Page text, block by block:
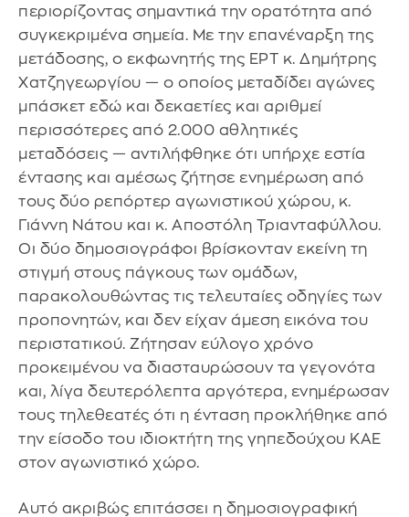
περιορίζοντας σημαντικά την ορατότητα από
συγκεκριμένα σημεία. Με την επανέναρξη της
μετάδοσης, ο εκφωνητής της ΕΡΤ κ. Δημήτρης
Χατζηγεωργίου — ο οποίος μεταδίδει αγώνες
μπάσκετ εδώ και δεκαετίες και αριθμεί
περισσότερες από 2.000 αθλητικές
μεταδόσεις — αντιλήφθηκε ότι υπήρχε εστία
έντασης και αμέσως ζήτησε ενημέρωση από
τους δύο ρεπόρτερ αγωνιστικού χώρου, κ.
Γιάννη Νάτου και κ. Αποστόλη Τριανταφύλλου.
Οι δύο δημοσιογράφοι βρίσκονταν εκείνη τη
στιγμή στους πάγκους των ομάδων,
παρακολουθώντας τις τελευταίες οδηγίες των
προπονητών, και δεν είχαν άμεση εικόνα του
περιστατικού. Ζήτησαν εύλογο χρόνο
προκειμένου να διασταυρώσουν τα γεγονότα
και, λίγα δευτερόλεπτα αργότερα, ενημέρωσαν
τους τηλεθεατές ότι η ένταση προκλήθηκε από
την είσοδο του ιδιοκτήτη της γηπεδούχου ΚΑΕ
στον αγωνιστικό χώρο.
Αυτό ακριβώς επιτάσσει η δημοσιογραφική